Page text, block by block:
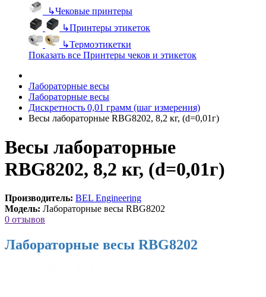
↳Чековые принтеры
↳Принтеры этикеток
↳Термоэтикетки
Показать все Принтеры чеков и этикеток
Лабораторные весы
Лабораторные весы
Дискретность 0,01 грамм (шаг измерения)
Весы лабораторные RBG8202, 8,2 кг, (d=0,01г)
Весы лабораторные
RBG8202, 8,2 кг, (d=0,01г)
Производитель: BEL Engineering
Модель: Лабораторные весы RBG8202
0 отзывов
Лабораторные весы RBG8202